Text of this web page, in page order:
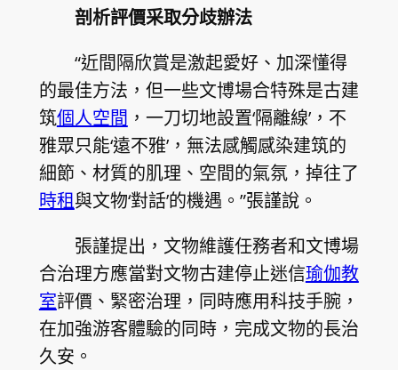
剖析評價采取分歧辦法
“近間隔欣賞是激起愛好、加深懂得
的最佳方法，但一些文博場合特殊是古建
筑個人空間 ，一刀切地設置‘隔離線’，不
雅眾只能‘遠不雅’，無法感觸感染建筑的
細節、材質的肌理、空間的氣氛，掉往了
時租與文物‘對話’的機遇。”張謹說。
張謹提出，文物維護任務者和文博場
合治理方應當對文物古建停止迷信瑜伽教
室評價、緊密治理，同時應用科技手腕，
在加強游客體驗的同時，完成文物的長治
久安。